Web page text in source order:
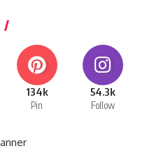
134k
Pin
54.3k
Follow